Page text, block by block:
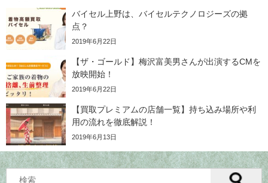
バイセル上野は、バイセルテクノロジーズの拠
点？
2019年6月22日
【ザ・ゴールド】梅沢富美男さんが出演するCMを
放映開始！
2019年6月22日
【買取プレミアムの店舗一覧】持ち込み場所や利
用の流れを徹底解説！
2019年6月13日